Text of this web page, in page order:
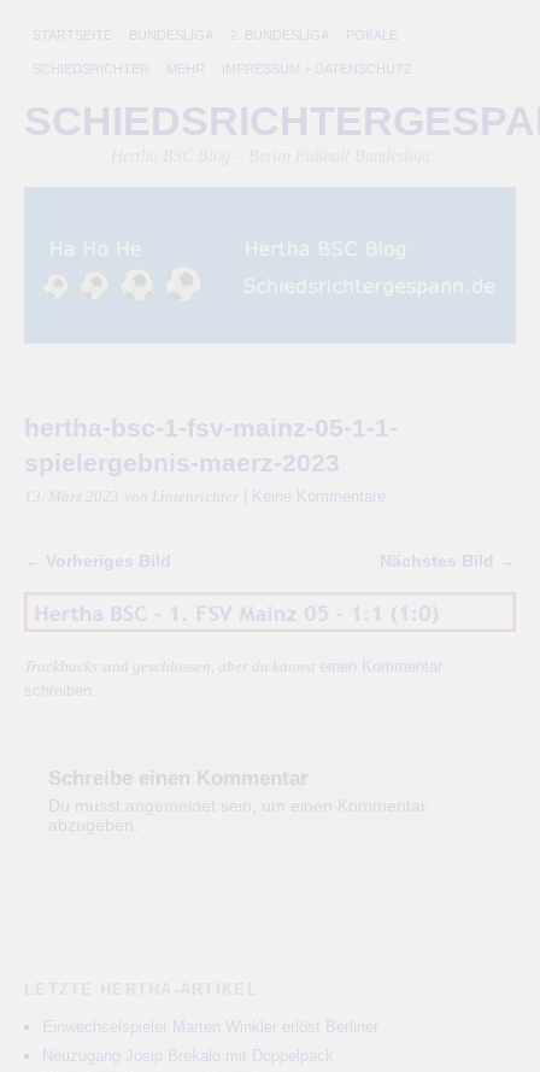
STARTSEITE BUNDESLIGA 2. BUNDESLIGA POKALE
SCHIEDSRICHTER MEHR IMPRESSUM + DATENSCHUTZ
hertha-bsc-1-fsv-mainz-05-1-1-
spielergebnis-maerz-2023
13. März 2023 von Linienrichter Keine Kommentare
← Vorheriges Bild Nächstes Bild →
Trackbacks sind geschlossen, aber du kannst einen Kommentar
schreiben
Schreibe einen Kommentar
Du musst angemeldet sein, um einen Kommentar
abzugeben.
Einwechselspieler Marten Winkler erlöst Berliner
Neuzugang Josip Brekalo mit Doppelpack